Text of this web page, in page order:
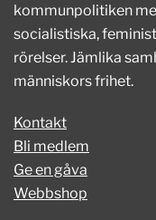
kommunpolitiken
socialistiska,
rörelser. Jämlika
människors frihet.
Kontakt
Bli medlem
Ge en gåva
Webbshop